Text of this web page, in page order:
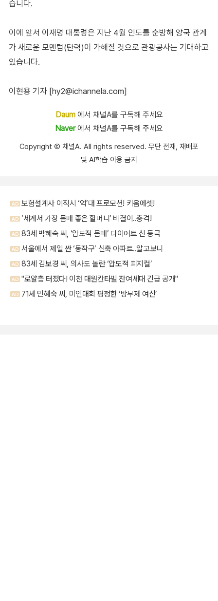
습니다.
이에 앞서 이재명 대통령은 지난 4월 인도를 순방해 양국 관계
가 새로운 모멘텀(탄력)이 가해질 것으로 관광공사는 기대하고
있습니다.
이현용 기자 [hy2@ichannela.com]
Daum에서 채널A를 구독해 주세요
Naver에서 채널A를 구독해 주세요
Copyright Ⓒ 채널A. All rights reserved. 무단 전재, 재배포
및 AI학습 이용 금지